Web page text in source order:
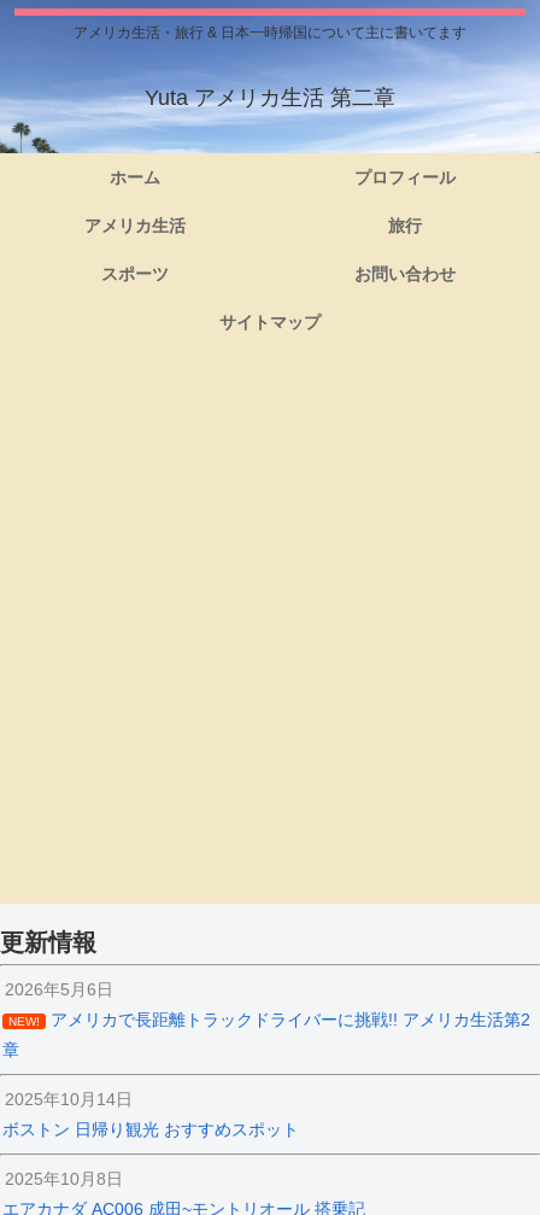
アメリカ生活・旅行 & 日本一時帰国について主に書いてます
Yuta アメリカ生活 第二章
ホーム プロフィール
アメリカ生活 旅行
スポーツ お問い合わせ
サイトマップ
更新情報
2026年5月6日
NEW!
アメリカで長距離トラックドライバーに挑戦!! アメリカ生活第2
章
2025年10月14日
ボストン 日帰り観光 おすすめスポット
2025年10月8日
エアカナダ AC006 成田~モントリオール 搭乗記